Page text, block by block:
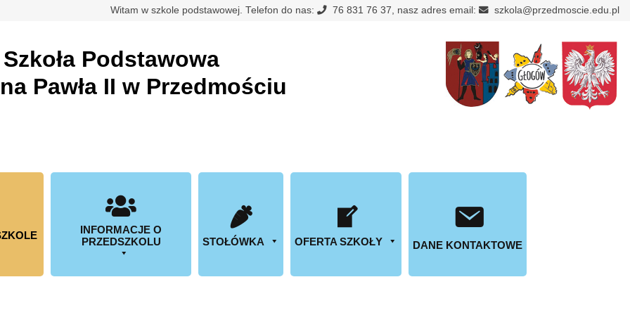
Witam w szkole podstawowej. Telefon do nas: 76 831 76 37, nasz adres email: szkola@przedmoscie.edu.pl
Szkoła Podstawowa
Pawła II w Przedmościu
INFORMACJE O
PRZEDSZKOLU
STOŁÓWKA OFERTA SZKOŁY DANE KONTAKTOWE